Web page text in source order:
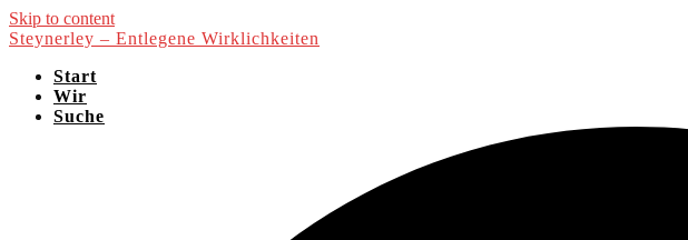
Skip to content
Steynerley – Entlegene Wirklichkeiten
Start
Wir
Suche